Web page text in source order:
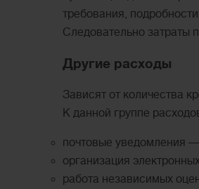
требования,
Следовательно затраты
Другие расходы
Зависят от количества
К данной группе
почтовые уведомления
организация
работа независимых